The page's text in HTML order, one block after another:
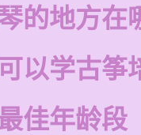
的地方在
以学古筝
佳年龄段